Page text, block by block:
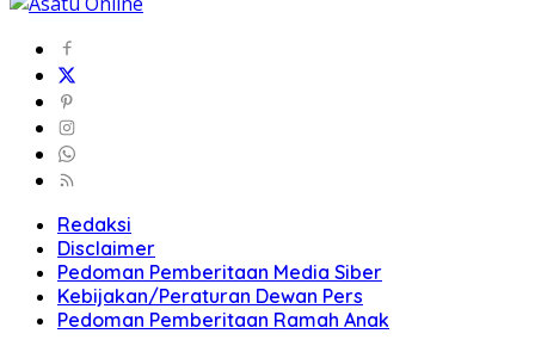
Redaksi
Disclaimer
Pedoman Pemberitaan Media Siber
Kebijakan/Peraturan Dewan Pers
Pedoman Pemberitaan Ramah Anak